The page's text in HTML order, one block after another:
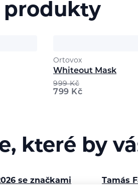
produkty
Ortovox
Whiteout Mask
999Kč
799 Kč
které by
se značkami
Tamás